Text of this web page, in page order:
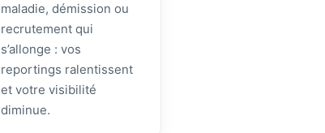
maladie, démission ou
recrutement qui
s’allonge : vos
reportings ralentissent
et votre visibilité
diminue.